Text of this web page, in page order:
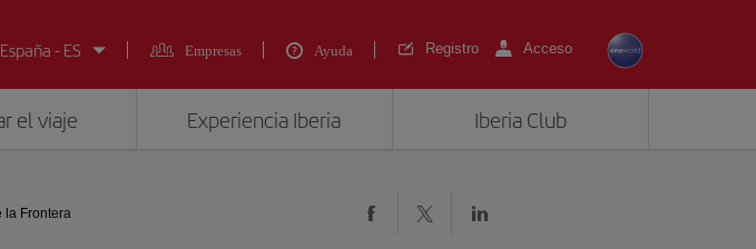
España - ES
Empresas Ayuda Registro Acceso
el viaje Experiencia Iberia Iberia Club
la Frontera